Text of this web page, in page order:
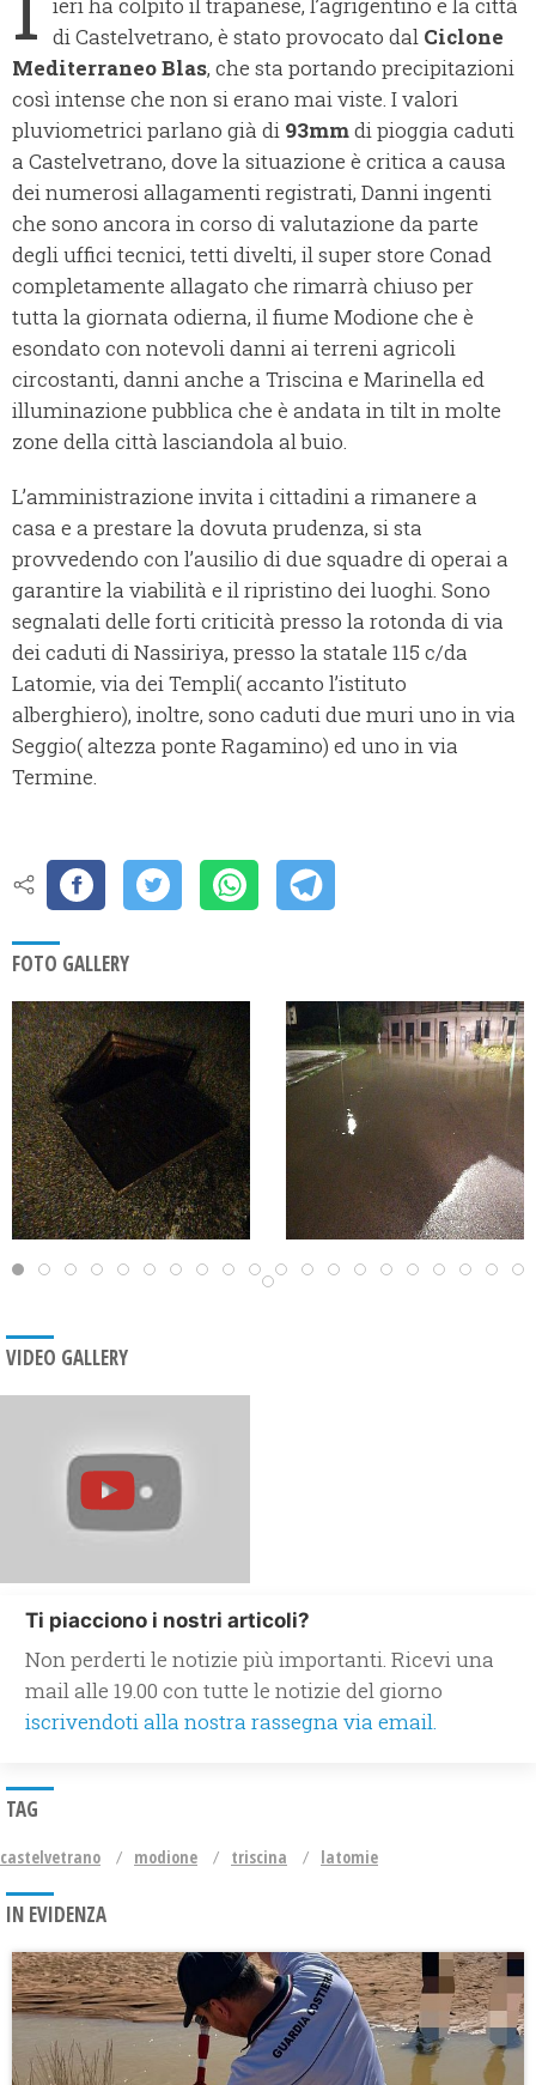
di Castelvetrano, è stato provocato dal Ciclone
Mediterraneo Blas, che sta portando precipitazioni
così intense che non si erano mai viste. I valori
pluviometrici parlano già di 93mmdi pioggia caduti
a Castelvetrano, dove la situazione è critica a causa
dei numerosi allagamenti registrati, Danni ingenti
che sono ancora in corso di valutazione da parte
degli uffici tecnici, tetti divelti, il super store Conad
completamente allagato che rimarrà chiuso per
tutta la giornata odierna, il fiume Modione che è
esondato con notevoli danni ai terreni agricoli
circostanti, danni anche a Triscina e Marinella ed
illuminazione pubblica che è andata in tilt in molte
zone della città lasciandola al buio.
L’amministrazione invita i cittadini a rimanere a
casa e a prestare la dovuta prudenza, si sta
provvedendo con l’ausilio di due squadre di operai a
garantire la viabilità e il ripristino dei luoghi. Sono
segnalati delle forti criticità presso la rotonda di via
dei caduti di Nassiriya, presso la statale 115 c/da
Latomie, via dei Templi( accanto l’istituto
alberghiero), inoltre, sono caduti due muri uno in via
Seggio( altezza ponte Ragamino) ed uno in via
Termine.
FOTO GALLERY
VIDEO GALLERY
Ti piacciono i nostri articoli?
Non perderti le notizie più importanti. Ricevi una
mail alle 19.00 con tutte le notizie del giorno
iscrivendoti alla nostra rassegna via email.
TAG
castelvetrano modione triscina latomie
IN EVIDENZA